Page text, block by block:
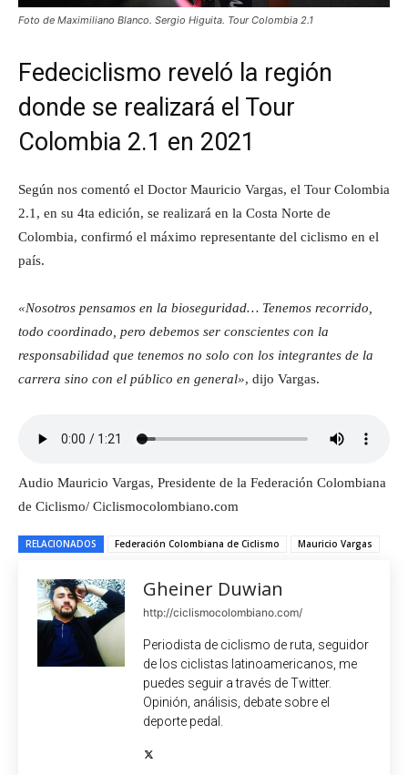
Foto de Maximiliano Blanco. Sergio Higuita. Tour Colombia 2.1
Fedeciclismo reveló la región
donde se realizará el Tour
Colombia 2.1 en 2021
Según nos comentó el Doctor Mauricio Vargas, el Tour Colombia
2.1, en su 4ta edición, se realizará en la Costa Norte de
Colombia, confirmó el máximo representante del ciclismo en el
país.
«Nosotros pensamos en la bioseguridad… Tenemos recorrido,
todo coordinado, pero debemos ser conscientes con la
responsabilidad que tenemos no solo con los integrantes de la
carrera sino con el público en general», dijo Vargas.
Audio Mauricio Vargas, Presidente de la Federación Colombiana
de Ciclismo/ Ciclismocolombiano.com
RELACIONADOS Federación Colombiana de Ciclismo Mauricio Vargas
Gheiner Duwian
http://ciclismocolombiano.com/
Periodista de ciclismo de ruta, seguidor
de los ciclistas latinoamericanos, me
puedes seguir a través de Twitter.
Opinión, análisis, debate sobre el
deporte pedal.